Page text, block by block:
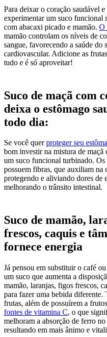
Para deixar o coração saudável
experimentar um suco funcional
com abacaxi picado e mamão. O
mamão controlam os níveis de
sangue, favorecendo a saúde do
cardiovascular. Adicione as
tudo e é só aproveitar!
Suco de maçã com
deixa o estômago
todo dia:
Se você querproteger seu
bom investir na mistura de maçã
um suco funcional turbinado. Os
possuem fibras, que auxiliam na
protegendo e aliviando dores de
melhorando o trânsito intestinal.
Suco de mamão,
frescos, caquis e
fornece energia
Já pensou em substituir o café
um suco que aumenta a
mamão, laranjas, figos frescos,
para fazer uma bebida diferente.
frutas, além de possuírem a
fontes de vitamina C, o que
melhoram a absorção de ferro no
resultando em mais ânimo e